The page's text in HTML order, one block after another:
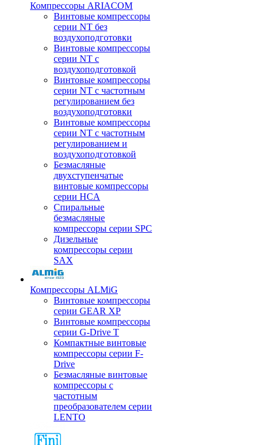
Компрессоры ARIACOM
Винтовые компрессоры
серии NT без
воздухоподготовки
Винтовые компрессоры
серии NT c
воздухоподготовкой
Винтовые компрессоры
серии NT с частотным
регулированием без
воздухоподготовки
Винтовые компрессоры
серии NT с частотным
регулированием и
воздухоподготовкой
Безмасляные
двухступенчатые
винтовые компрессоры
серии HCA
Спиральные
безмасляные
компрессоры серии SPC
Дизельные
компрессоры серии
SAX
Компрессоры ALMiG
Винтовые компрессоры
серии GEAR XP
Винтовые компрессоры
серии G-Drive T
Компактные винтовые
компрессоры серии F-
Drive
Безмасляные винтовые
компрессоры с
частотным
преобразователем серии
LENTO